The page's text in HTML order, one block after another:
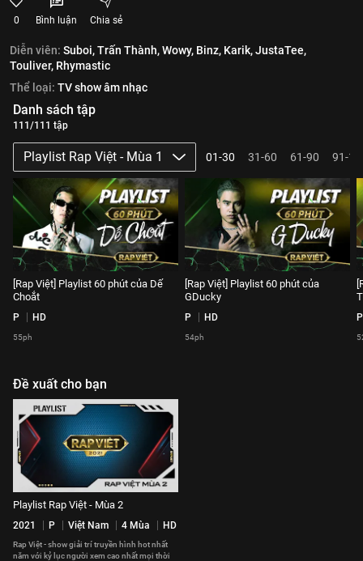
0 Bình luận Chia sẻ
Diễn viên: Suboi,Trấn Thành,Wowy, Binz, Karik,JustaTee,
Touliver, Rhymastic
Thể loại: TV show âm nhạc
Danh sách tập
111/111 tập
Playlist Rap Việt - Mùa 1 01-30 31-60 61-90 91-
[Rap Việt] Playlist 60 phút của Dế
Choắt
P HD
55ph
[Rap Việt] Playlist 60 phút của
GDucky
P HD
54ph
P
Đề xuất cho bạn
Playlist Rap Việt - Mùa 2
2021 P Việt Nam 4 Mùa HD
Rap Việt - show giải trí truyền hình hot nhất
năm với kỷ lục người xem cao nhất mọi thời